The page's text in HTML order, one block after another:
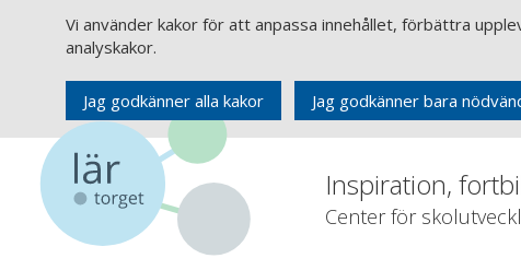
Vi använder kakor för att anpassa innehållet, förbättra
analyskakor.
Jag godkänner alla kakor Jag godkänner bara
Inspiration,
Center för